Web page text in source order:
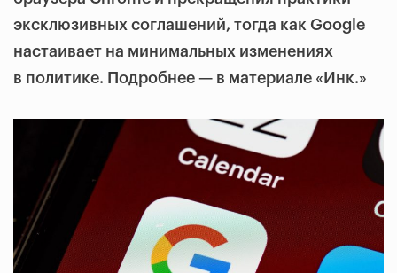
эксклюзивных соглашений, тогда как Google
настаивает на минимальных изменениях
в политике. Подробнее — в материале «Инк.»